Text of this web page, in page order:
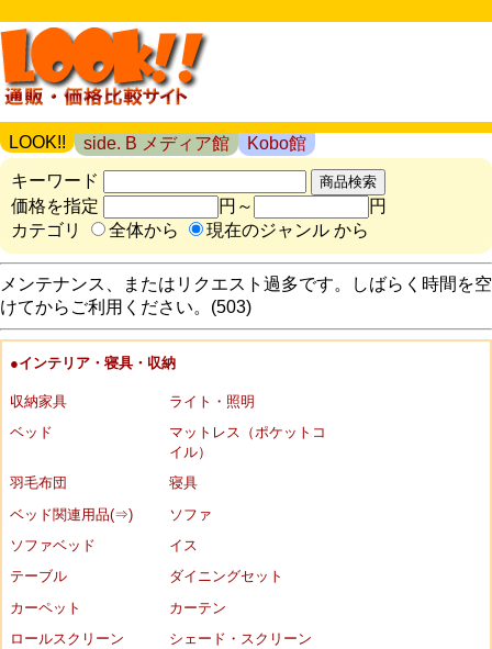
LOOK!! side. B メディア館
Kobo館
キーワード
価格を指定
円～
円
カテゴリ
全体から 現在のジャンル から
メンテナンス、またはリクエスト過多です。しばらく時間を空
けてからご利用ください。(503)
●インテリア・寝具・収納
収納家具
ライト・照明
ベッド
マットレス（ポケットコ
イル）
羽毛布団
寝具
ベッド関連用品(⇒)
ソファ
ソファベッド
イス
テーブル
ダイニングセット
カーペット
カーテン
ロールスクリーン
シェード・スクリーン